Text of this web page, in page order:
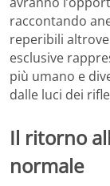
raccontando
reperibili
esclusive
più umano e
dalle luci dei
Il ritorno
normale